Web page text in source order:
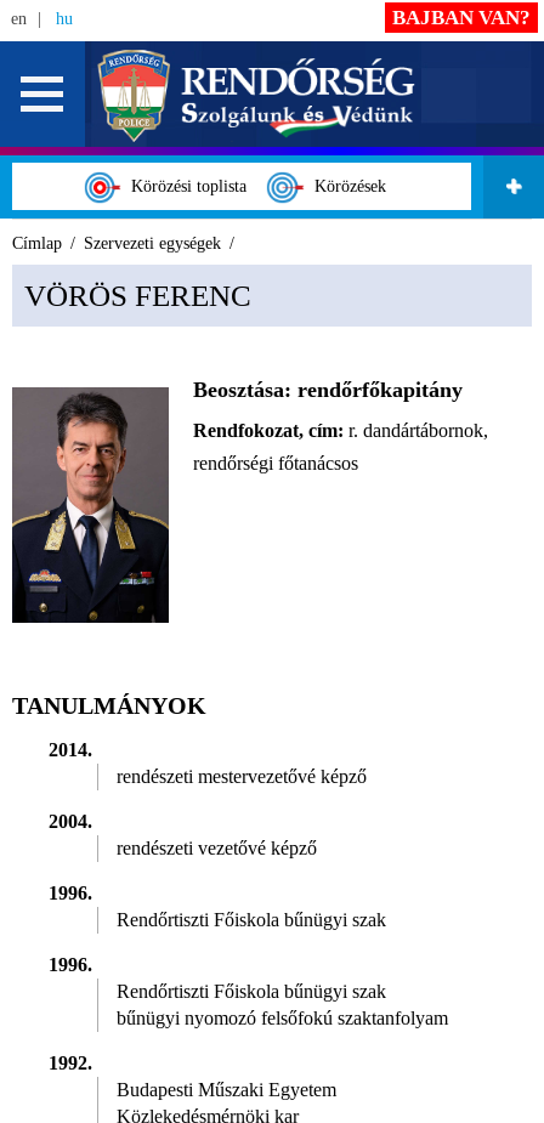
en hu
Körözési toplista Körözések
BAJBAN VAN?
Címlap Szervezeti egységek
VÖRÖS FERENC
Beosztása: rendőrfőkapitány
Rendfokozat, cím: r. dandártábornok,
rendőrségi főtanácsos
TANULMÁNYOK
2014.
rendészeti mestervezetővé képző
2004.
rendészeti vezetővé képző
1996.
Rendőrtiszti Főiskola bűnügyi szak
1996.
Rendőrtiszti Főiskola bűnügyi szak
bűnügyi nyomozó felsőfokú szaktanfolyam
1992.
Budapesti Műszaki Egyetem
Közlekedésmérnöki kar